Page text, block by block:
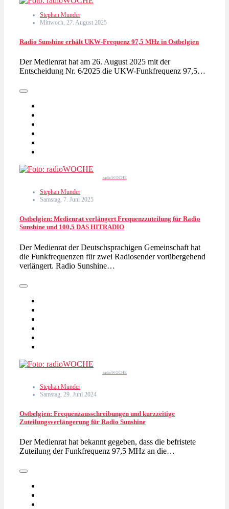
Stephan Munder
Mittwoch, 27. August 2025
Radio Sunshine erhält UKW-Frequenz 97,5 MHz in Ostbelgien
Der Medienrat hat am 26. August 2025 mit der
Entscheidung Nr. 6/2025 die UKW-Funkfrequenz 97,5…
radioWOCHE
Stephan Munder
Samstag, 7. Juni 2025
Ostbelgien: Medienrat verlängert Frequenzzuteilung für Radio
Sunshine und 100,5 DAS HITRADIO
Der Medienrat der Deutschsprachigen Gemeinschaft hat
die Funkfrequenzen für zwei Radiosender vorübergehend
verlängert. Radio Sunshine…
radioWOCHE
Stephan Munder
Samstag, 29. Juni 2024
Ostbelgien: Frequenzausschreibungen und kurzzeitige
Zuteilungsverlängerung für Radio Sunshine
Der Medienrat hat bekannt gegeben, dass die befristete
Zuteilung der Funkfrequenz 97,5 MHz an die…